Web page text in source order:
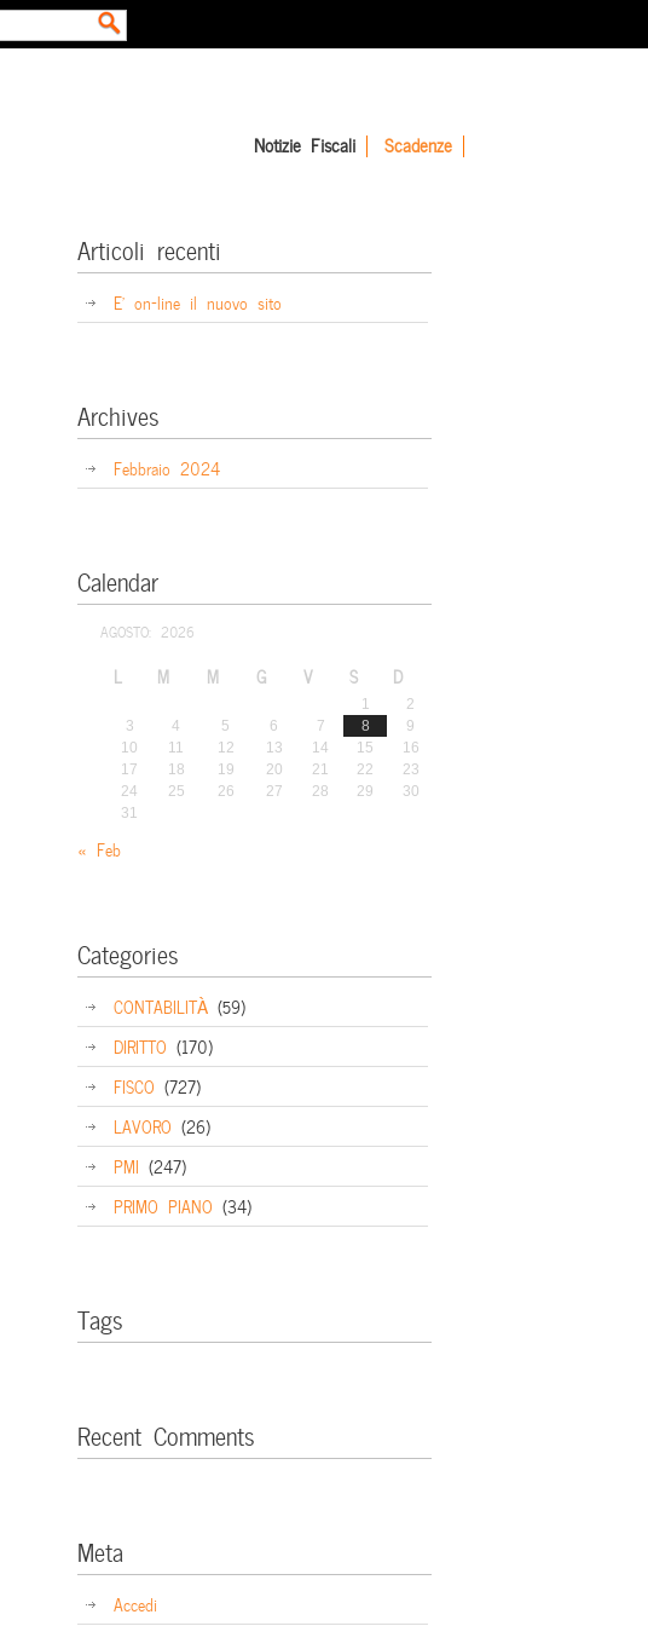
Notizie Fiscali Scadenze
Articoli recenti
E’ on-line il nuovo sito
Archives
Febbraio 2024
Calendar
AGOSTO: 2026
L M M G V S D
1
2
3
4 5 6 7 8
9
10
11 12 13 14 15
16
17
18 19 20 21 22
23
24
25 26 27 28 29
30
31
« Feb
Categories
CONTABILITÀ (59)
DIRITTO (170)
FISCO (727)
LAVORO (26)
PMI (247)
PRIMO PIANO (34)
Tags
Recent Comments
Meta
Accedi